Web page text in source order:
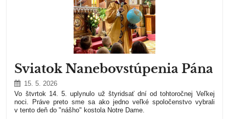
Sviatok Nanebovstúpenia Pána
15. 5. 2026
Vo štvrtok 14. 5. uplynulo už štyridsať dní od tohtoročnej Veľkej
noci. Práve preto sme sa ako jedno veľké spoločenstvo vybrali
v tento deň do "nášho" kostola Notre Dame.